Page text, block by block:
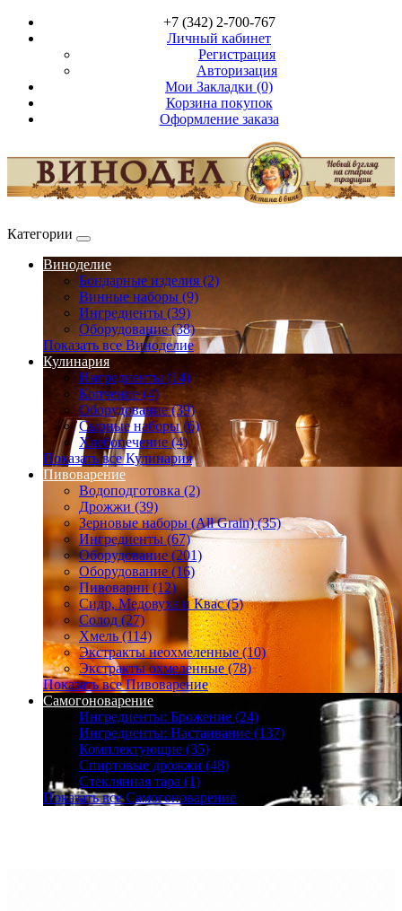
+7 (342) 2-700-767
Личный кабинет
Регистрация
Авторизация
Мои Закладки (0)
Корзина покупок
Оформление заказа
Категории
Виноделие
Бондарные изделия (2)
Винные наборы (9)
Ингредиенты (39)
Оборудование (38)
Показать все Виноделие
Кулинария
Ингредиенты (14)
Копчение (4)
Оборудование (39)
Сырные наборы (6)
Хлебопечение (4)
Показать все Кулинария
Пивоварение
Водоподготовка (2)
Дрожжи (39)
Зерновые наборы (All Grain) (35)
Ингредиенты (67)
Оборудование (201)
Оборудование (16)
Пивоварни (12)
Сидр, Медовуха и Квас (5)
Солод (27)
Хмель (114)
Экстракты неохмеленные (10)
Экстракты охмеленные (78)
Показать все Пивоварение
Самогоноварение
Ингредиенты: Брожение (24)
Ингредиенты: Настаивание (137)
Комплектующие (35)
Спиртовые дрожжи (48)
Стеклянная тара (1)
Показать все Самогоноварение